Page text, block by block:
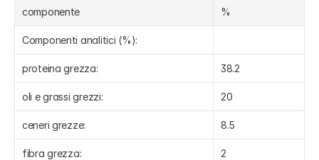
componente %
Componenti analitici (%):
proteina grezza: 38.2
oli e grassi grezzi: 20
ceneri grezze: 8.5
fibra grezza: 2